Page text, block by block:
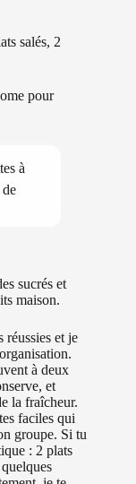
salés, 2
pour
à
sucrés et
maison.
réussies et je
à deux
et
la fraîcheur.
faciles qui
groupe. Si tu
: 2 plats